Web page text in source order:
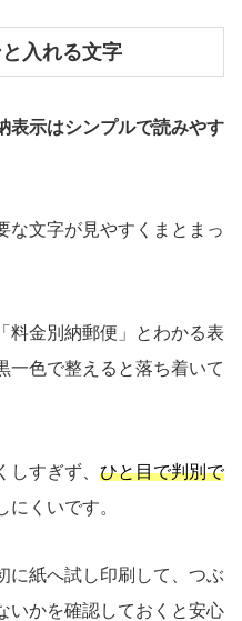
入れる文字
表示はシンプルで読みやす
な文字が見やすくまとまっ
料金別納郵便」とわかる表
一色で整えると落ち着いて
すぎず、 ひと目で判別で
にくいです。
に紙へ試し印刷して、つぶ
いかを確認しておくと安心